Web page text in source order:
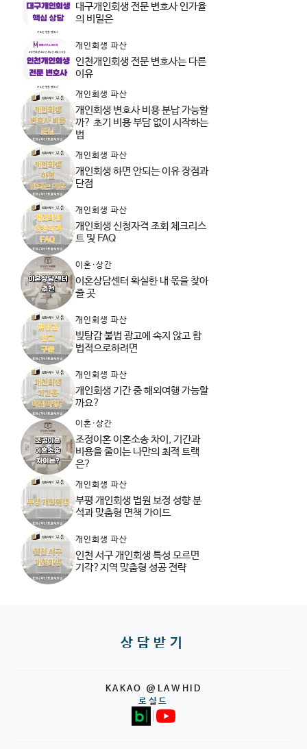
대구개인회생 전문 변호사 인가율
의 비밀은
개인회생 파산
인천개인회생 전문 변호사는 다른
이유
개인회생 파산
개인회생 변호사 비용 분납 가능할
까? 초기 비용 부담 없이 시작하는
법
개인회생 파산
개인회생 하면 안되는 이유 장점과
단점
개인회생 파산
개인회생 신청자격 조회 체크리스
트 및 FAQ
이혼·상간
이혼상담센터 확실한 내 몫을 찾아
줄 곳
개인회생 파산
빚탕감 불법 광고에 속지 않고 합
법적으로하려면
개인회생 파산
개인회생 기간 중 해외여행 가능할
까요?
이혼·상간
조정이혼 이혼소송 차이, 기간과
비용을 줄이는 나만의 최적 트랙
은?
개인회생 파산
부평 개인회생 법원 보정 성향 분
석과 맞춤형 면책 가이드
개인회생 파산
인천 서구 개인회생 특성 모르면
기각?지역 맞춤형 성공 전략
상담받기
KAKAO @LAWHID
로실드